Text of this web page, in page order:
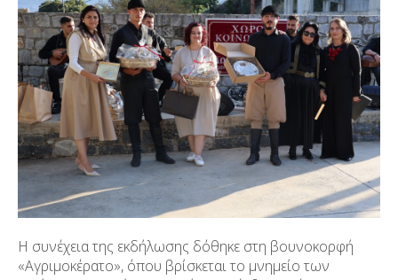
Η συνέχεια της εκδήλωσης δόθηκε στη βουνοκορφή
«Αγριμοκέρατο», όπου βρίσκεται το μνημείο των